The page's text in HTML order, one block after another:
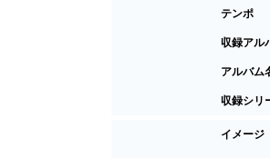
テンポ
収録アル
アルバム
収録シリ
イメージ